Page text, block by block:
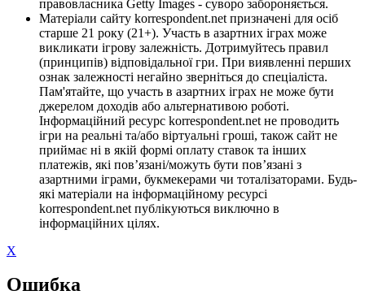
правовласника Getty Images - суворо забороняється.
Матеріали сайту korrespondent.net призначені для осіб
старше 21 року (21+). Участь в азартних іграх може
викликати ігрову залежність. Дотримуйтесь правил
(принципів) відповідальної гри. При виявленні перших
ознак залежності негайно зверніться до спеціаліста.
Пам'ятайте, що участь в азартних іграх не може бути
джерелом доходів або альтернативою роботі.
Інформаційний ресурс korrespondent.net не проводить
ігри на реальні та/або віртуальні гроші, також сайт не
приймає ні в якій формі оплату ставок та інших
платежів, які пов’язані/можуть бути пов’язані з
азартними іграми, букмекерами чи тоталізаторами. Будь-
які матеріали на інформаційному ресурсі
korrespondent.net публікуються виключно в
інформаційних цілях.
X
Ошибка